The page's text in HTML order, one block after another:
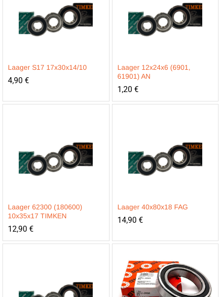
Laager S17 17x30x14/10
4,90 €
Laager 12x24x6 (6901,
61901) AN
1,20 €
Laager 62300 (180600)
10x35x17 TIMKEN
12,90 €
Laager 40x80x18 FAG
14,90 €